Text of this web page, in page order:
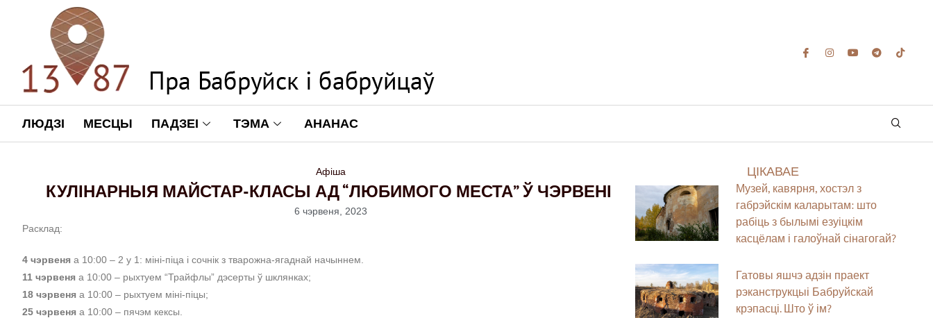
ЛЮДЗІ МЕСЦЫ ПАДЗЕІ ТЭМА АНАНАС
Афіша
КУЛІНАРНЫЯ МАЙСТАР-КЛАСЫ АД “ЛЮБИМОГО МЕСТА” Ў ЧЭРВЕНІ
6 чэрвеня, 2023
Расклад:
4 чэрвеня а 10:00 – 2 у 1: міні-піца і сочнік з тварожна-ягаднай начыннем.
11 чэрвеня а 10:00 – рыхтуем “Трайфлы” дэсерты ў шклянках;
18 чэрвеня а 10:00 – рыхтуем міні-піцы;
25 чэрвеня а 10:00 – пячэм кексы.
ЦІКАВАЕ
Музей, кавярня, хостэл з
габрэйскім каларытам: што
рабіць з былымі езуіцкім
касцёлам і галоўнай сінагогай?
Гатовы яшчэ адзін праект
рэканструкцыі Бабруйскай
крэпасці. Што ў ім?